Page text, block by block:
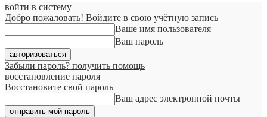
войти в систему
Добро пожаловать! Войдите в свою учётную запись
Ваше имя пользователя
Ваш пароль
Забыли пароль? получить помощь
восстановление пароля
Восстановите свой пароль
Ваш адрес электронной почты